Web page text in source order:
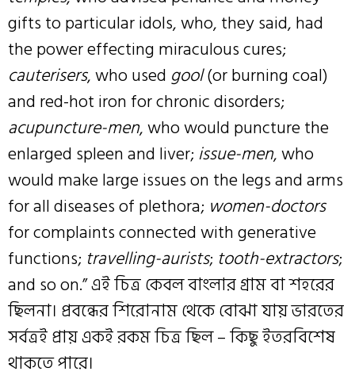
gifts to particular idols, who, they said, had
the power effecting miraculous cures;
cauterisers, who usedgool(or burning coal)
and red-hot iron for chronic disorders;
acupuncture-men, who would puncture the
enlarged spleen and liver;issue-men, who
would make large issues on the legs and arms
for all diseases of plethora; women-doctors
for complaints connected with generative
functions; travelling-aurists; tooth-extractors;
and so on.” এই চিত্র কেবল বাংলার গ্রাম বা শহরের
ছিলনা। প্রবন্ধের শিরোনাম থেকে বোঝা যায় ভারতের
সর্বত্রই প্রায় একই রকম চিত্র ছিল – কিছু ইতরবিশেষ
থাকতে পারে।